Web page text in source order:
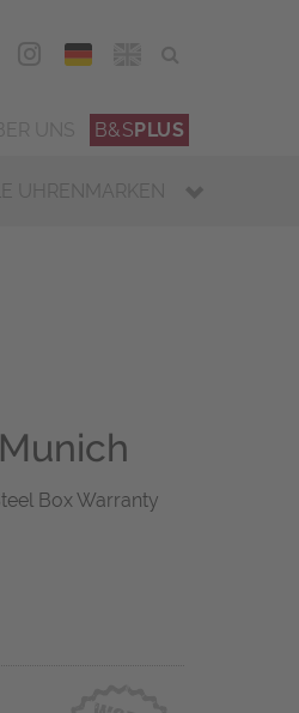
DEU
B&SPLUS
UHRENMARKEN
Box Warranty